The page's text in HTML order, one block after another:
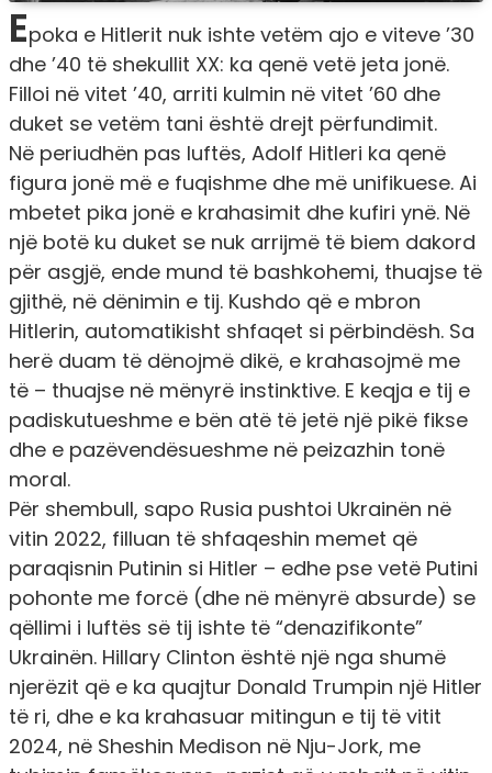
Epoka e Hitlerit nuk ishte vetëm ajo e viteve ’30
dhe ’40 të shekullit XX: ka qenë vetë jeta jonë.
Filloi në vitet ’40, arriti kulmin në vitet ’60 dhe
duket se vetëm tani është drejt përfundimit.
Në periudhën pas luftës, Adolf Hitleri ka qenë
figura jonë më e fuqishme dhe më unifikuese. Ai
mbetet pika jonë e krahasimit dhe kufiri ynë. Në
një botë ku duket se nuk arrijmë të biem dakord
për asgjë, ende mund të bashkohemi, thuajse të
gjithë, në dënimin e tij. Kushdo që e mbron
Hitlerin, automatikisht shfaqet si përbindësh. Sa
herë duam të dënojmë dikë, e krahasojmë me
të – thuajse në mënyrë instinktive. E keqja e tij e
padiskutueshme e bën atë të jetë një pikë fikse
dhe e pazëvendësueshme në peizazhin tonë
moral.
Për shembull, sapo Rusia pushtoi Ukrainën në
vitin 2022, filluan të shfaqeshin memet që
paraqisnin Putinin si Hitler – edhe pse vetë Putini
pohonte me forcë (dhe në mënyrë absurde) se
qëllimi i luftës së tij ishte të “denazifikonte”
Ukrainën. Hillary Clinton është një nga shumë
njerëzit që e ka quajtur Donald Trumpin një Hitler
të ri, dhe e ka krahasuar mitingun e tij të vitit
2024, në Sheshin Medison në Nju-Jork, me